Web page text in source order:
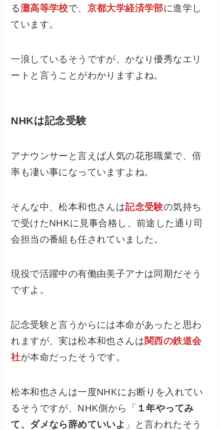
る灘高等学校で、 京都大学経済学部に進学し
ています。
一浪しているそうですが、かなり優秀なエリ
ートと言うことがわかりますよね。
NHKは記念受験
アナウンサーと言えば人気の花形職業で、倍
率も凄い事になっていますよね。
そんな中、松本和也さんは記念受験の気持ち
で受けたNHKに見事合格し、前途した通り司
会担当の番組も任されていました。
現役で活躍中の有働由美子アナは同期だそう
ですよ。
記念受験と言うからには本命があったと思わ
れますが、実は松本和也さんは関西の鉄道会
社が本命だったそうです。
松本和也さんは一度NHKにお断りを入れてい
るそうですが、NHK側から「 １年やってみ
て、ダメなら辞めていいよ 」と言われたそう